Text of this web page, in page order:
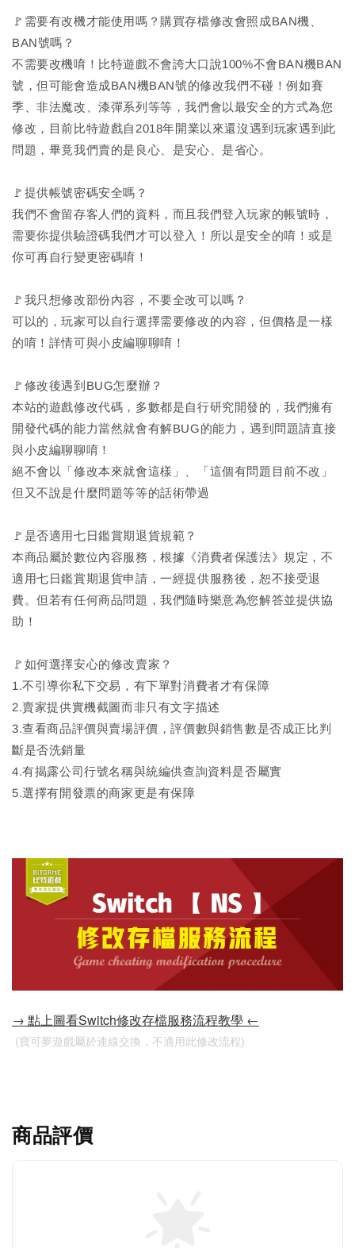
🚩需要有改機才能使用嗎？購買存檔修改會照成BAN機、
BAN號嗎？
不需要改機唷！比特遊戲不會誇大口說100%不會BAN機BAN
號，但可能會造成BAN機BAN號的修改我們不碰！例如賽
季、非法魔改、漆彈系列等等，我們會以最安全的方式為您
修改，目前比特遊戲自2018年開業以來還沒遇到玩家遇到此
問題，畢竟我們賣的是良心、是安心、是省心。
🚩提供帳號密碼安全嗎？
我們不會留存客人們的資料，而且我們登入玩家的帳號時，
需要你提供驗證碼我們才可以登入！所以是安全的唷！或是
你可再自行變更密碼唷！
🚩我只想修改部份內容，不要全改可以嗎？
可以的，玩家可以自行選擇需要修改的內容，但價格是一樣
的唷！詳情可與小皮編聊聊唷！
🚩修改後遇到BUG怎麼辦？
本站的遊戲修改代碼，多數都是自行研究開發的，我們擁有
開發代碼的能力當然就會有解BUG的能力，遇到問題請直接
與小皮編聊聊唷！
絕不會以「修改本來就會這樣」、「這個有問題目前不改」
但又不說是什麼問題等等的話術帶過
🚩是否適用七日鑑賞期退貨規範？
本商品屬於數位內容服務，根據《消費者保護法》規定，不
適用七日鑑賞期退貨申請，一經提供服務後，恕不接受退
費。但若有任何商品問題，我們隨時樂意為您解答並提供協
助！
🚩如何選擇安心的修改賣家？
1.不引導你私下交易，有下單對消費者才有保障
2.賣家提供實機截圖而非只有文字描述
3.查看商品評價與賣場評價，評價數與銷售數是否成正比判
斷是否洗銷量
4.有揭露公司行號名稱與統編供查詢資料是否屬實
5.選擇有開發票的商家更是有保障
→ 點上圖看Switch修改存檔服務流程教學 ←
(寶可夢遊戲屬於連線交換，不適用此修改流程)
商品評價